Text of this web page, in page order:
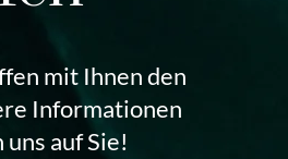
mit Ihnen den
Informationen
auf Sie!